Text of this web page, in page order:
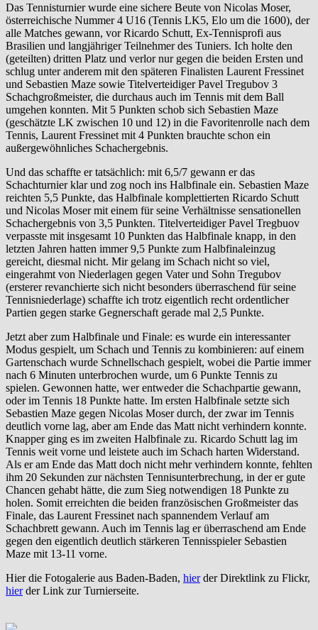
Das Tennisturnier wurde eine sichere Beute von Nicolas Moser,
österreichische Nummer 4 U16 (Tennis LK5, Elo um die 1600), der
alle Matches gewann, vor Ricardo Schutt, Ex-Tennisprofi aus
Brasilien und langjähriger Teilnehmer des Tuniers. Ich holte den
(geteilten) dritten Platz und verlor nur gegen die beiden Ersten und
schlug unter anderem mit den späteren Finalisten Laurent Fressinet
und Sebastien Maze sowie Titelverteidiger Pavel Tregubov 3
Schachgroßmeister, die durchaus auch im Tennis mit dem Ball
umgehen konnten. Mit 5 Punkten schob sich Sebastien Maze
(geschätzte LK zwischen 10 und 12) in die Favoritenrolle nach dem
Tennis, Laurent Fressinet mit 4 Punkten brauchte schon ein
außergewöhnliches Schachergebnis.
Und das schaffte er tatsächlich: mit 6,5/7 gewann er das
Schachturnier klar und zog noch ins Halbfinale ein. Sebastien Maze
reichten 5,5 Punkte, das Halbfinale komplettierten Ricardo Schutt
und Nicolas Moser mit einem für seine Verhältnisse sensationellen
Schachergebnis von 3,5 Punkten. Titelverteidiger Pavel Tregbuov
verpasste mit insgesamt 10 Punkten das Halbfinale knapp, in den
letzten Jahren hatten immer 9,5 Punkte zum Halbfinaleinzug
gereicht, diesmal nicht. Mir gelang im Schach nicht so viel,
eingerahmt von Niederlagen gegen Vater und Sohn Tregubov
(ersterer revanchierte sich nicht besonders überraschend für seine
Tennisniederlage) schaffte ich trotz eigentlich recht ordentlicher
Partien gegen starke Gegnerschaft gerade mal 2,5 Punkte.
Jetzt aber zum Halbfinale und Finale: es wurde ein interessanter
Modus gespielt, um Schach und Tennis zu kombinieren: auf einem
Gartenschach wurde Schnellschach gespielt, wobei die Partie immer
nach 6 Minuten unterbrochen wurde, um 6 Punkte Tennis zu
spielen. Gewonnen hatte, wer entweder die Schachpartie gewann,
oder im Tennis 18 Punkte hatte. Im ersten Halbfinale setzte sich
Sebastien Maze gegen Nicolas Moser durch, der zwar im Tennis
deutlich vorne lag, aber am Ende das Matt nicht verhindern konnte.
Knapper ging es im zweiten Halbfinale zu. Ricardo Schutt lag im
Tennis weit vorne und leistete auch im Schach harten Widerstand.
Als er am Ende das Matt doch nicht mehr verhindern konnte, fehlten
ihm 20 Sekunden zur nächsten Tennisunterbrechung, in der er gute
Chancen gehabt hätte, die zum Sieg notwendigen 18 Punkte zu
holen. Somit erreichten die beiden französischen Großmeister das
Finale, das Laurent Fressinet nach spannendem Verlauf am
Schachbrett gewann. Auch im Tennis lag er überraschend am Ende
gegen den eigentlich deutlich stärkeren Tennisspieler Sebastien
Maze mit 13-11 vorne.
Hier die Fotogalerie aus Baden-Baden, hierder Direktlink zu Flickr,
hierder Link zur Turnierseite.